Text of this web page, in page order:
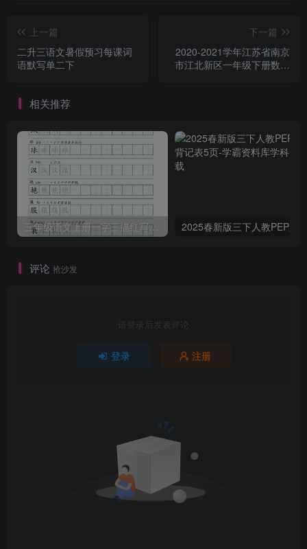
上一篇
二升三语文暑假预习每课词
语默写单二下
下一篇
2020-2021学年江苏省南京
市江北新区一年级下册数学
相关推荐
三年级语文上册一字三描红写字表字帖
评论 抢沙发
请登录后发表评论
登录 注册